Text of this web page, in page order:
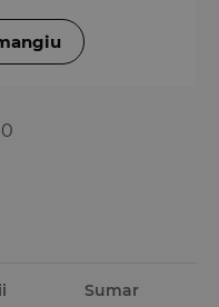
Sumar